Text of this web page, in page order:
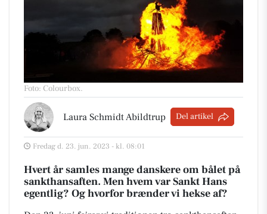
Foto: Colourbox.
Laura Schmidt Abildtrup Del artikel
Fredag d. 23. jun. 2023 - kl. 08:01
Hvert år samles mange danskere om bålet på
sankthansaften. Men hvem var Sankt Hans
egentlig? Og hvorfor brænder vi hekse af?